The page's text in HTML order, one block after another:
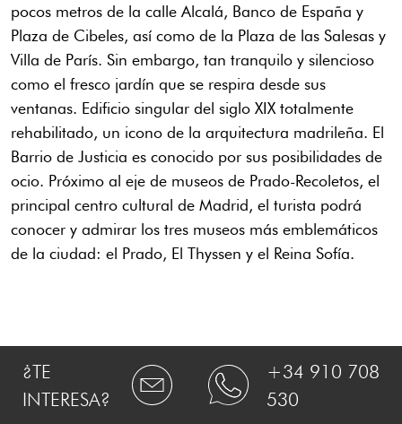
pocos metros de la calle Alcalá, Banco de España y
Plaza de Cibeles, así como de la Plaza de las Salesas y
Villa de París. Sin embargo, tan tranquilo y silencioso
como el fresco jardín que se respira desde sus
ventanas. Edificio singular del siglo XIX totalmente
rehabilitado, un icono de la arquitectura madrileña. El
Barrio de Justicia es conocido por sus posibilidades de
ocio. Próximo al eje de museos de Prado-Recoletos, el
principal centro cultural de Madrid, el turista podrá
conocer y admirar los tres museos más emblemáticos
de la ciudad: el Prado, El Thyssen y el Reina Sofía.
¿TE
INTERESA?
+34 910 708
530